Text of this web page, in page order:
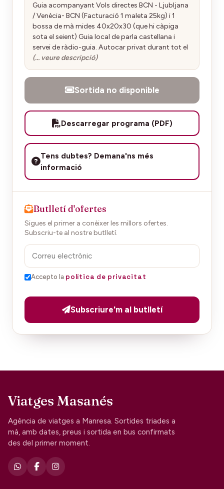
Guia acompanyant Vols directes BCN - Ljubljana
/ Venècia- BCN (Facturació 1 maleta 25kg) i 1
bossa de mà mides 40x20x30 (que hi càpiga
sota el seient) Guia local de parla castellana i
servei de ràdio-guia. Autocar privat durant tot el
(… veure descripció)
Sortida no disponible
Descarregar programa (PDF)
Tens dubtes? Demana'ns més
informació
Butlletí d'ofertes
Sigues el primer a conèixer les millors ofertes.
Subscriu-te al nostre butlletí.
Accepto la política de privacitat
Subscriure'm al butlletí
Viatges Masanés
Agència de viatges a Manresa. Sortides triades a
mà, amb dates, preus i sortida en bus confirmats
des del primer moment.